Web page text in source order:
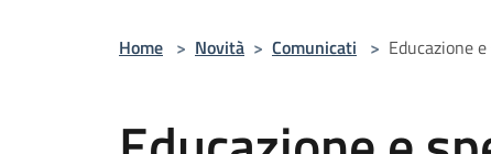
Home > Novità > Comunicati > Educazione